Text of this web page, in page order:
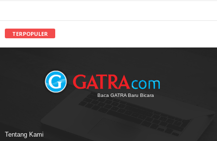
TERPOPULER
Baca GATRA Baru Bicara
Tentang Kami